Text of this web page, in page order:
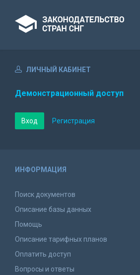
ЛИЧНЫЙ КАБИНЕТ
Демонстрационный доступ
Вход Регистрация
ИНФОРМАЦИЯ
Поиск документов
Описание базы данных
Помощь
Описание тарифных планов
Оплатить доступ
Вопросы и ответы